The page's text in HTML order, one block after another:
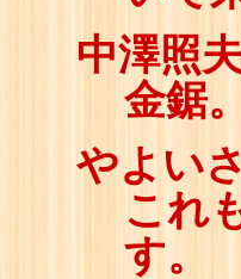
中澤照
金鋸
やよい
これ
す。